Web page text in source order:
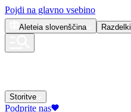
Pojdi na glavno vsebino
Aleteia slovenščina Razdelki
Storitve
Podprite nas